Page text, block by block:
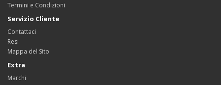
Termini e Condizioni
Servizio Cliente
Contattaci
Resi
Mappa del Sito
Extra
Marchi